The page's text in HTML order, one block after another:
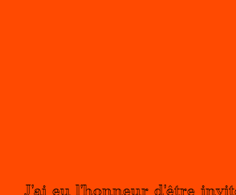
J'ai eu l'honneur d'être